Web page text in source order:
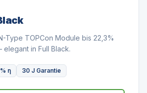
Type TOPCon Module bis 22,3%
in Full Black.
η 30 J Garantie